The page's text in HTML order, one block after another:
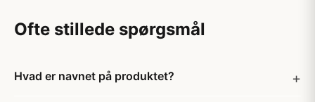
Ofte stillede spørgsmål
Hvad er navnet på produktet?